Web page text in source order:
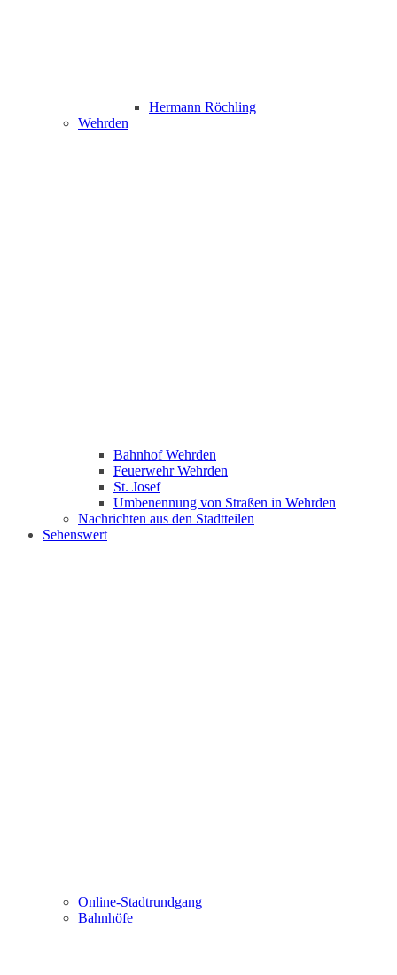
Hermann Röchling
Wehrden
Bahnhof Wehrden
Feuerwehr Wehrden
St. Josef
Umbenennung von Straßen in Wehrden
Nachrichten aus den Stadtteilen
Sehenswert
Online-Stadtrundgang
Bahnhöfe